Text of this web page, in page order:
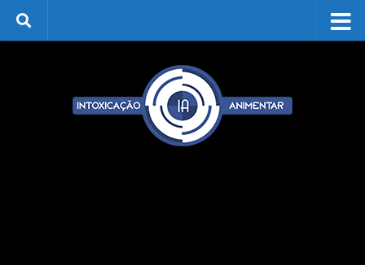
Skip to content